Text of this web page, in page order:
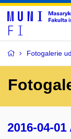
Fotogalerie
2016-04-